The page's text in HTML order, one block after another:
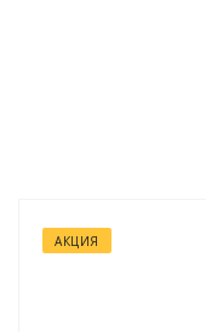
АКЦИЯ